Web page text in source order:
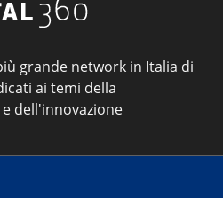
grande network in Italia di
ai temi della
dell'innovazione